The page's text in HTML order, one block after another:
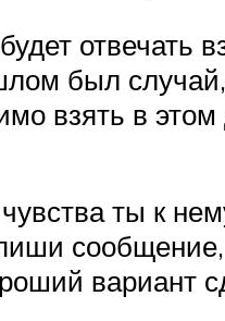
был случай,
взять в
ты к
вариант